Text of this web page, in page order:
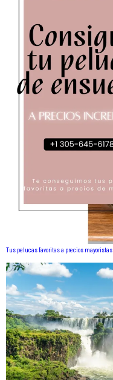
Tus pelucas favoritas a precios mayoristas